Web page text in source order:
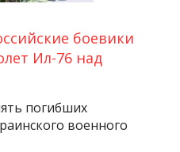
боевики
Ил-76 над
погибших
военного